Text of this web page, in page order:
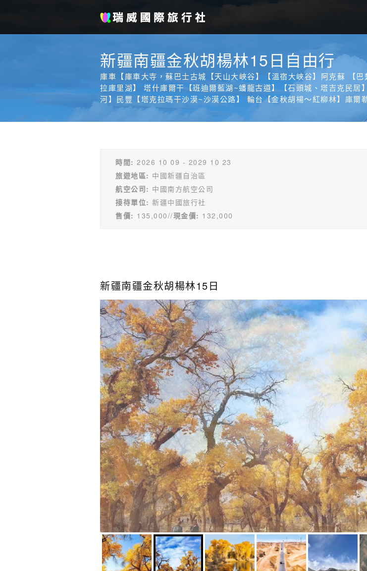
新疆南疆金秋胡楊林15日自由行
庫車【庫車大寺，蘇巴士古城【天山大峽谷】【溫宿大峽谷】阿克蘇 【
拉庫里湖】 塔什庫爾干【班迪爾藍湖~蟠龍古道】【石頭城、塔吉克民
河】民豐【塔克拉瑪干沙漠~沙漠公路】 輪台【金秋胡楊～紅柳林】庫爾
時間: 2026 10 09 - 2029 10 23
旅遊地區: 中國新疆自治區
航空公司: 中國南方航空公司
接待單位: 新疆中國旅行社
售價: 135,000//現金價: 132,000
新疆南疆金秋胡楊林15日